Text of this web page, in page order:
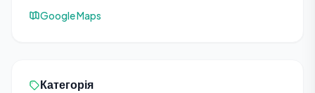
Google Maps
Категорія